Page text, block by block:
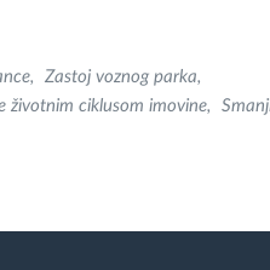
Zastoj voznog parka
životnim ciklusom imovine